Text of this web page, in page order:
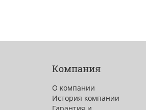
Компания
О компании
История компании